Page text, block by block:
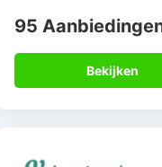
95
Bekijken